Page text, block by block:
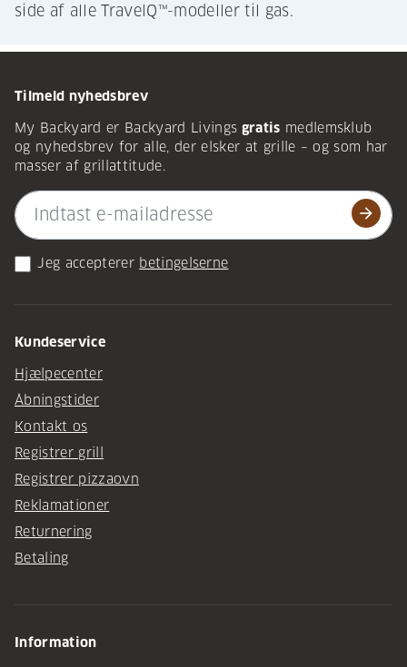
side af alle TravelQ™-modeller til gas.
Tilmeld nyhedsbrev
My Backyard er Backyard Livings gratis medlemsklub
og nyhedsbrev for alle, der elsker at grille – og som har
masser af grillattitude.
arrow_forward
Jeg accepterer betingelserne
Kundeservice
Hjælpecenter
Åbningstider
Kontakt os
Registrer grill
Registrer pizzaovn
Reklamationer
Returnering
Betaling
Information